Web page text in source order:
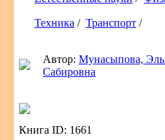
Техника / Транспорт /
Автор:Мунасыпова,
Сабировна
Книга ID: 1661